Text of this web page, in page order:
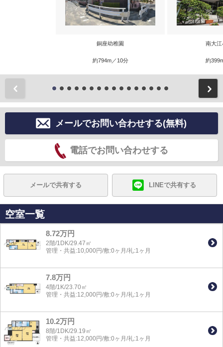
銅座幼稚園
約794m／10分
南大江
約
メールでお問い合わせする(無料)
電話でお問い合わせする
メールで共有する LINEで共有する
空室一覧
8.72万円
2階/1DK/29.47㎡
管理・共益:10,000円/敷:0ヶ月/礼:1ヶ月
7.8万円
4階/1K/23.70㎡
管理・共益:12,000円/敷:0ヶ月/礼:1ヶ月
10.2万円
8階/1DK/29.19㎡
管理・共益:12,000円/敷:0ヶ月/礼:1ヶ月